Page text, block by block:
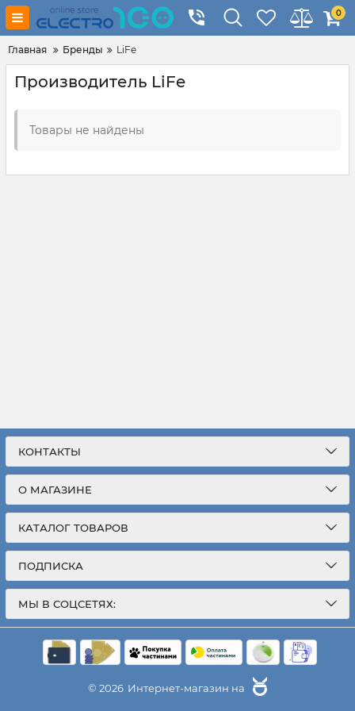
0
Главная Бренды LiFe
Производитель LiFe
Товары не найдены
КОНТАКТЫ
О МАГАЗИНЕ
КАТАЛОГ ТОВАРОВ
ПОДПИСКА
МЫ В СОЦСЕТЯХ:
© 2026 Интернет-магазин на